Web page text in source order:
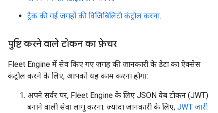
ट्रैक की गई जगहों की विज़िबिलिटी कंट्रोल करना.
पुष्टि करने वाले टोकन का फ़ेचर
Fleet Engine में सेव किए गए जगह की जानकारी के डेटा का ऐक्सेस
कंट्रोल करने के लिए, आपको यह काम करना होगा:
अपने सर्वर पर, Fleet Engine के लिए JSON वेब टोकन (JWT)
बनाने वाली सेवा लागू करना. ज़्यादा जानकारी के लिए, JWT जारी